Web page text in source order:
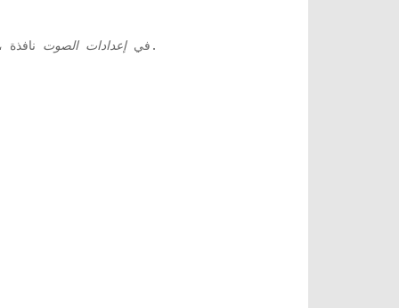
3. فيإعدادات الصوت ' (على جهة اليمين).